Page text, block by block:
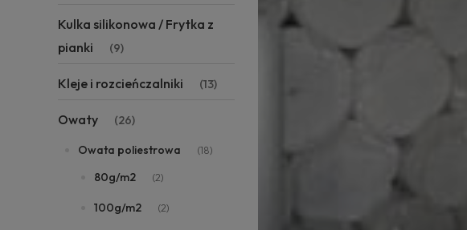
Kulka silikonowa / Frytka z
pianki
(9)
Kleje i rozcieńczalniki (13)
Owaty (26)
Owata poliestrowa (18)
80g/m2 (2)
100g/m2 (2)